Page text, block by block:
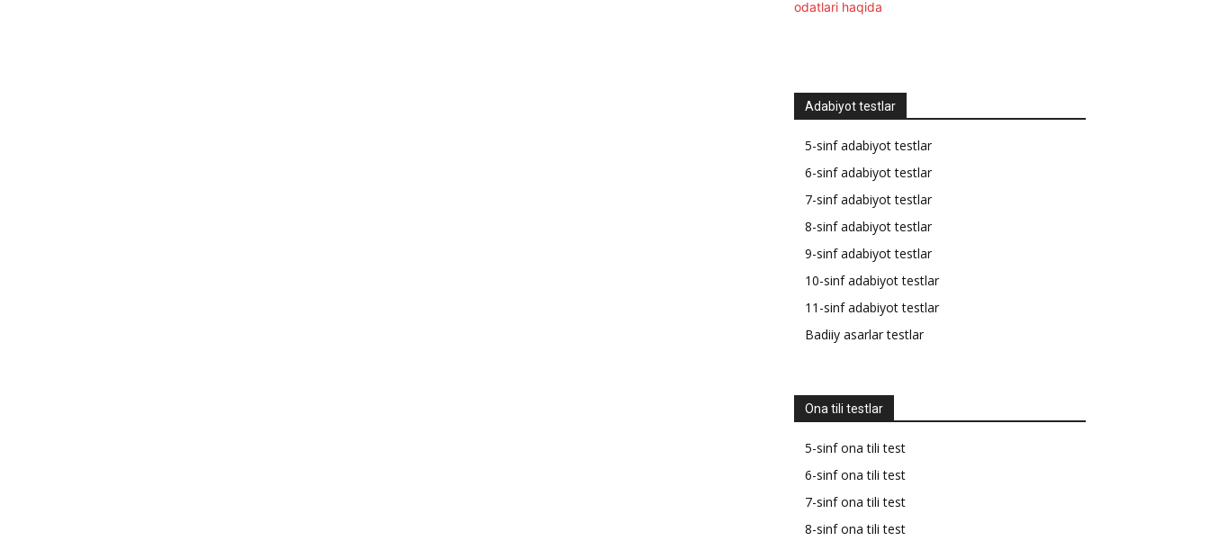
Adabiyot testlar
5-sinf adabiyot testlar
6-sinf adabiyot testlar
7-sinf adabiyot testlar
8-sinf adabiyot testlar
9-sinf adabiyot testlar
10-sinf adabiyot testlar
11-sinf adabiyot testlar
Badiiy asarlar testlar
Ona tili testlar
5-sinf ona tili test
6-sinf ona tili test
7-sinf ona tili test
8-sinf ona tili test